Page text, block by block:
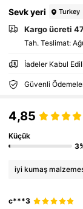
Sevk yeri Turkey
Kargo ücreti
Tah. Teslimat:
İadeler Kabul
Güvenli
4,85
Küçük
iyi kumaş
c***3